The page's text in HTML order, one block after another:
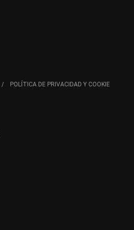
POLÍTICA DE PRIVACIDAD Y COOKIE